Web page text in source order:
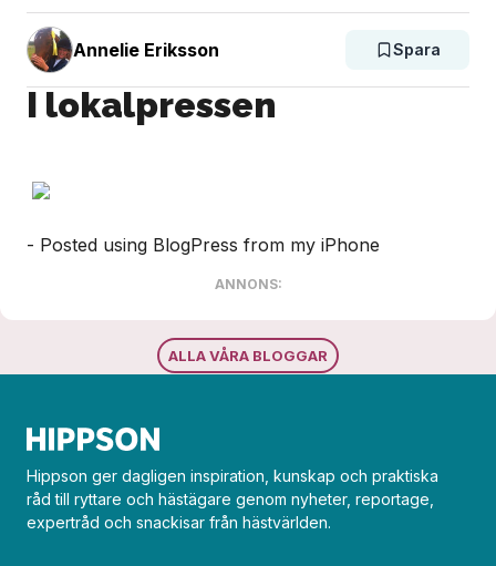
Annelie Eriksson Spara
I lokalpressen
- Posted using BlogPress from my iPhone
ANNONS:
ALLA VÅRA BLOGGAR
Hippson ger dagligen inspiration, kunskap och praktiska
råd till ryttare och hästägare genom nyheter, reportage,
expertråd och snackisar från hästvärlden.